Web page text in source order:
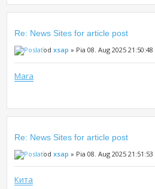
Re: News Sites for article post
odxsap » Pia 08. Aug 2025 21:50:48
Mara
Re: News Sites for article post
odxsap » Pia 08. Aug 2025 21:51:53
Кита